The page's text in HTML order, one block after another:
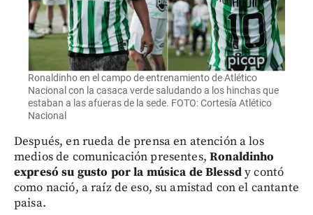
Ronaldinho en el campo de entrenamiento de Atlético
Nacional con la casaca verde saludando a los hinchas que
estaban a las afueras de la sede. FOTO: Cortesía Atlético
Nacional
Después, en rueda de prensa en atención a los
medios de comunicación presentes,Ronaldinho
expresó su gusto por la música de Blessdy contó
como nació, a raíz de eso, su amistad con el cantante
paisa.